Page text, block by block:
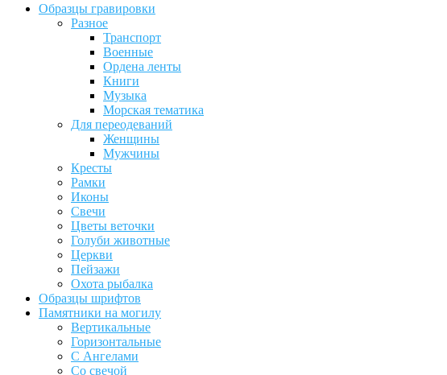
Образцы гравировки
Разное
Транспорт
Военные
Ордена ленты
Книги
Музыка
Морская тематика
Для переодеваний
Женщины
Мужчины
Кресты
Рамки
Иконы
Свечи
Цветы веточки
Голуби животные
Церкви
Пейзажи
Охота рыбалка
Образцы шрифтов
Памятники на могилу
Вертикальные
Горизонтальные
С Ангелами
Со свечой